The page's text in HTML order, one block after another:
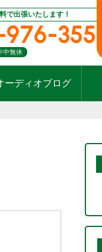
で出張いたします！
976-355
中無休
ーディオブログ